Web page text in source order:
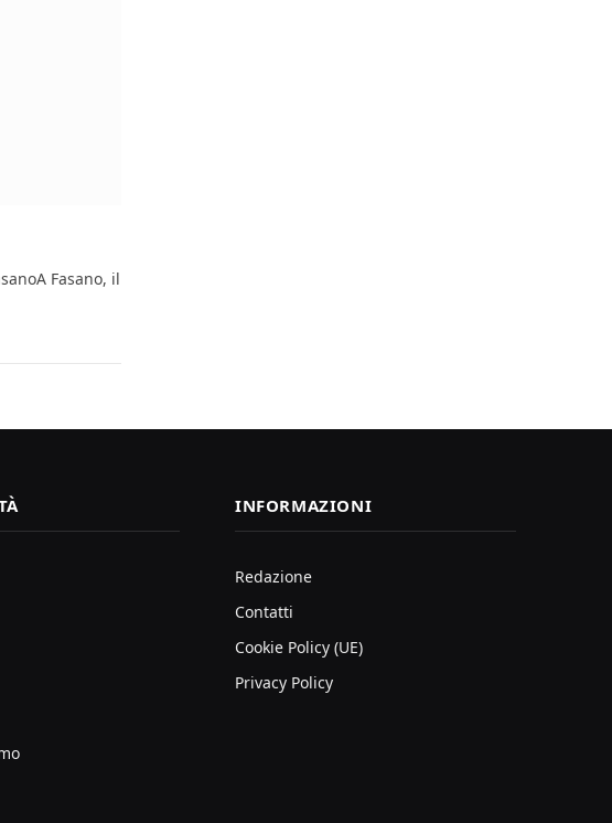
Fasano, il
INFORMAZIONI
Redazione
Contatti
Cookie Policy (UE)
Privacy Policy